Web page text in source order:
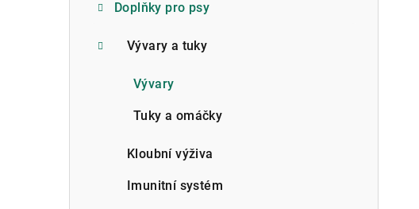
Doplňky pro psy
Vývary a tuky
Vývary
Tuky a omáčky
Kloubní výživa
Imunitní systém